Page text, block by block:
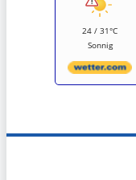
24 / 31°C
Sonnig